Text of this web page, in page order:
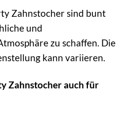
Zahnstocher sind bunt
und
zu schaffen. Die
kann variieren.
Zahnstocher auch für